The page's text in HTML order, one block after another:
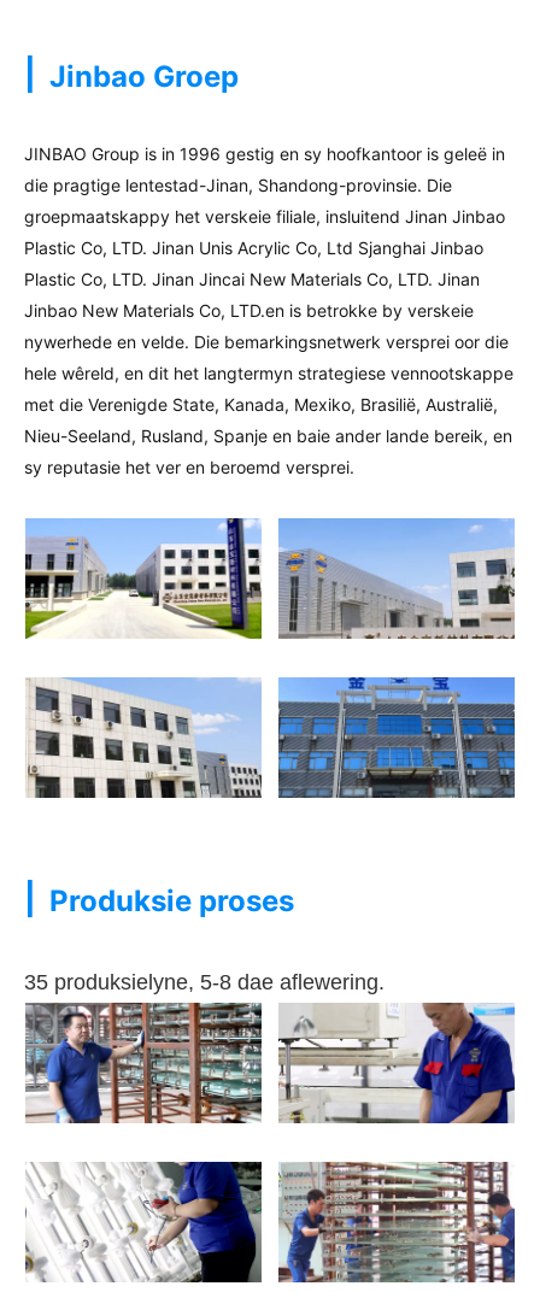
Jinbao Groep
JINBAO Group is in 1996 gestig en sy hoofkantoor is geleë in
die pragtige lentestad-Jinan, Shandong-provinsie. Die
groepmaatskappy het verskeie filiale, insluitend Jinan Jinbao
Plastic Co, LTD. Jinan Unis Acrylic Co, Ltd Sjanghai Jinbao
Plastic Co, LTD. Jinan Jincai New Materials Co, LTD. Jinan
Jinbao New Materials Co, LTD.en is betrokke by verskeie
nywerhede en velde. Die bemarkingsnetwerk versprei oor die
hele wêreld, en dit het langtermyn strategiese vennootskappe
met die Verenigde State, Kanada, Mexiko, Brasilië, Australië,
Nieu-Seeland, Rusland, Spanje en baie ander lande bereik, en
sy reputasie het ver en beroemd versprei.
Produksie proses
35 produksielyne, 5-8 dae aflewering.